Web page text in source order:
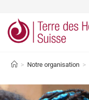
> Notre organisation >